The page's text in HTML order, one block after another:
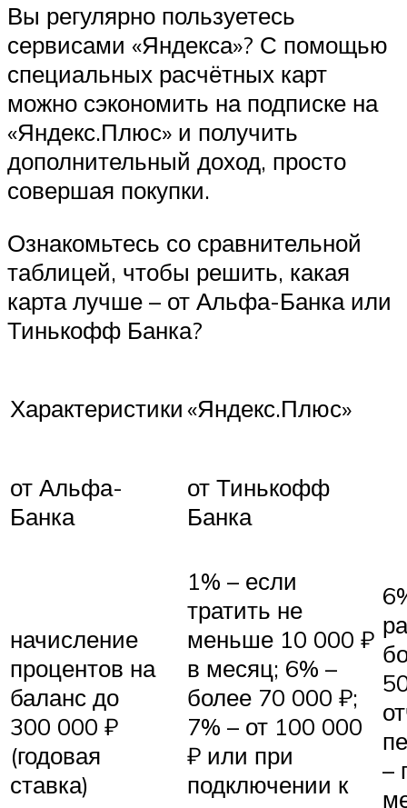
Вы регулярно пользуетесь
сервисами «Яндекса»? С помощью
специальных расчётных карт
можно сэкономить на подписке на
«Яндекс.Плюс» и получить
дополнительный доход, просто
совершая покупки.
Ознакомьтесь со сравнительной
таблицей, чтобы решить, какая
карта лучше – от Альфа-Банка или
Тинькофф Банка?
Характеристики«Яндекс.Плюс»
от Альфа-
Банка
от Тинькофф
Банка
начисление
процентов на
баланс до
300 000 ₽
(годовая
ставка)
1% – если
тратить не
меньше 10 000 ₽
в месяц; 6% –
более 70 000 ₽;
7% – от 100 000
₽ или при
подключении к
–